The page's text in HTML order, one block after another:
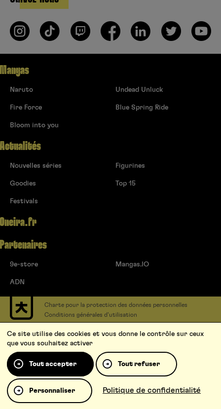
Mangas
Naruto
Fire Force
Bloom into you
Undead Unluck
Blue Spring Ride
Actualités
Nouvelles séries
Goodies
Festivals
Figurines
Top 15
Oneira.fr
Partenaires
9e-store
ADN
Mangas.IO
Charte pour la protection des données personnelles
Conditions générales d’utilisation
Contact
Soumettre un projet
Proposer une série
Qui sommes-nous ?
Ce site utilise des cookies et vous donne le contrôle sur ceux
que vous souhaitez activer
Tout accepter Tout refuser
Personnaliser Politique de confidentialité